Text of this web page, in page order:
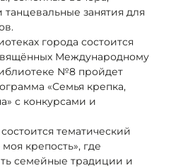
занятия для
города состоится
Международному
№8 пройдет
«Семья крепка,
с конкурсами и
тематический
крепость», где
семейные традиции и